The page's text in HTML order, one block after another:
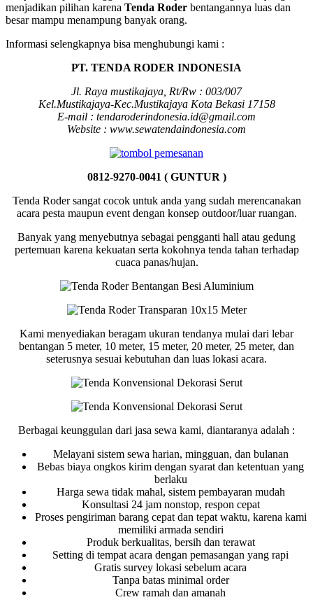
menjadikan pilihan karena Tenda Roder bentangannya luas dan
besar mampu menampung banyak orang.
Informasi selengkapnya bisa menghubungi kami :
PT. TENDA RODER INDONESIA
Jl. Raya mustikajaya, Rt/Rw : 003/007
Kel.Mustikajaya-Kec.Mustikajaya Kota Bekasi 17158
E-mail : tendaroderindonesia.id@gmail.com
Website : www.sewatendaindonesia.com
0812-9270-0041 ( GUNTUR )
Tenda Roder sangat cocok untuk anda yang sudah merencanakan
acara pesta maupun event dengan konsep outdoor/luar ruangan.
Banyak yang menyebutnya sebagai pengganti hall atau gedung
pertemuan karena kekuatan serta kokohnya tenda tahan terhadap
cuaca panas/hujan.
Kami menyediakan beragam ukuran tendanya mulai dari lebar
bentangan 5 meter, 10 meter, 15 meter, 20 meter, 25 meter, dan
seterusnya sesuai kebutuhan dan luas lokasi acara.
Berbagai keunggulan dari jasa sewa kami, diantaranya adalah :
Melayani sistem sewa harian, mingguan, dan bulanan
Bebas biaya ongkos kirim dengan syarat dan ketentuan yang
berlaku
Harga sewa tidak mahal, sistem pembayaran mudah
Konsultasi 24 jam nonstop, respon cepat
Proses pengiriman barang cepat dan tepat waktu, karena kami
memiliki armada sendiri
Produk berkualitas, bersih dan terawat
Setting di tempat acara dengan pemasangan yang rapi
Gratis survey lokasi sebelum acara
Tanpa batas minimal order
Crew ramah dan amanah